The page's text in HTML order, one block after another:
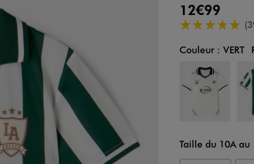
12€99
5/5 de
Couleur
Couleur : VERT
Choisissez votre
Taille du 10A au